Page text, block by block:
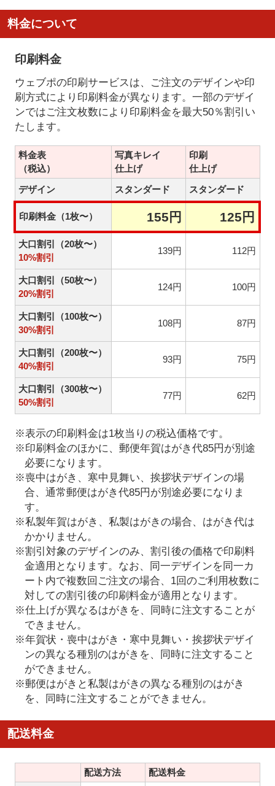
料金について
印刷料金
ウェブポの印刷サービスは、ご注文のデザインや印
刷方式により印刷料金が異なります。一部のデザイ
ンではご注文枚数により印刷料金を最大50％割引い
たします。
料金表
（税込）
写真キレイ
仕上げ
印刷
仕上げ
デザイン
スタンダード スタンダード
印刷料金（1枚〜） 155円 125円
大口割引（20枚〜）
10%割引
139円 112円
大口割引（50枚〜）
20%割引
124円 100円
大口割引（100枚〜）
30%割引
108円 87円
大口割引（200枚〜）
40%割引
93円 75円
大口割引（300枚〜）
50%割引
77円 62円
※表示の印刷料金は1枚当りの税込価格です。
※印刷料金のほかに、郵便年賀はがき代85円が別途
必要になります。
※喪中はがき、寒中見舞い、挨拶状デザインの場
合、通常郵便はがき代85円が別途必要になりま
す。
※私製年賀はがき、私製はがきの場合、はがき代は
かかりません。
※割引対象のデザインのみ、割引後の価格で印刷料
金適用となります。なお、同一デザインを同一カ
ート内で複数回ご注文の場合、1回のご利用枚数に
対しての割引後の印刷料金が適用となります。
※仕上げが異なるはがきを、同時に注文することが
できません。
※年賀状・喪中はがき・寒中見舞い・挨拶状デザイ
ンの異なる種別のはがきを、同時に注文すること
ができません。
※郵便はがきと私製はがきの異なる種別のはがき
を、同時に注文することができません。
配送料金
配送方法 配送料金